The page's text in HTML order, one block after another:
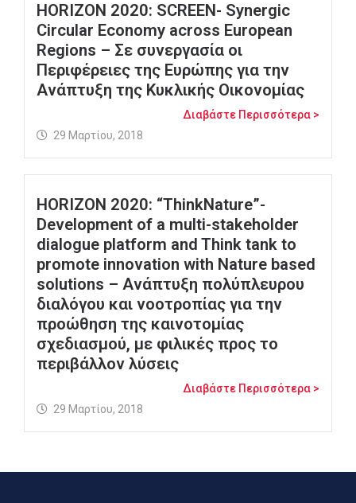
HORIZON 2020: SCREEN- Synergic
Circular Economy across European
Regions – Σε συνεργασία οι
Περιφέρειες της Ευρώπης για την
Aνάπτυξη της Kυκλικής Οικονομίας
Διαβάστε Περισσότερα >
29 Μαρτίου, 2018
HORIZON 2020: “ThinkNature”-
Development of a multi-stakeholder
dialogue platform and Think tank to
promote innovation with Nature based
solutions – Ανάπτυξη πολύπλευρου
διαλόγου και νοοτροπίας για την
προώθηση της καινοτομίας
σχεδιασμού, με φιλικές προς το
περιβάλλον λύσεις
Διαβάστε Περισσότερα >
29 Μαρτίου, 2018